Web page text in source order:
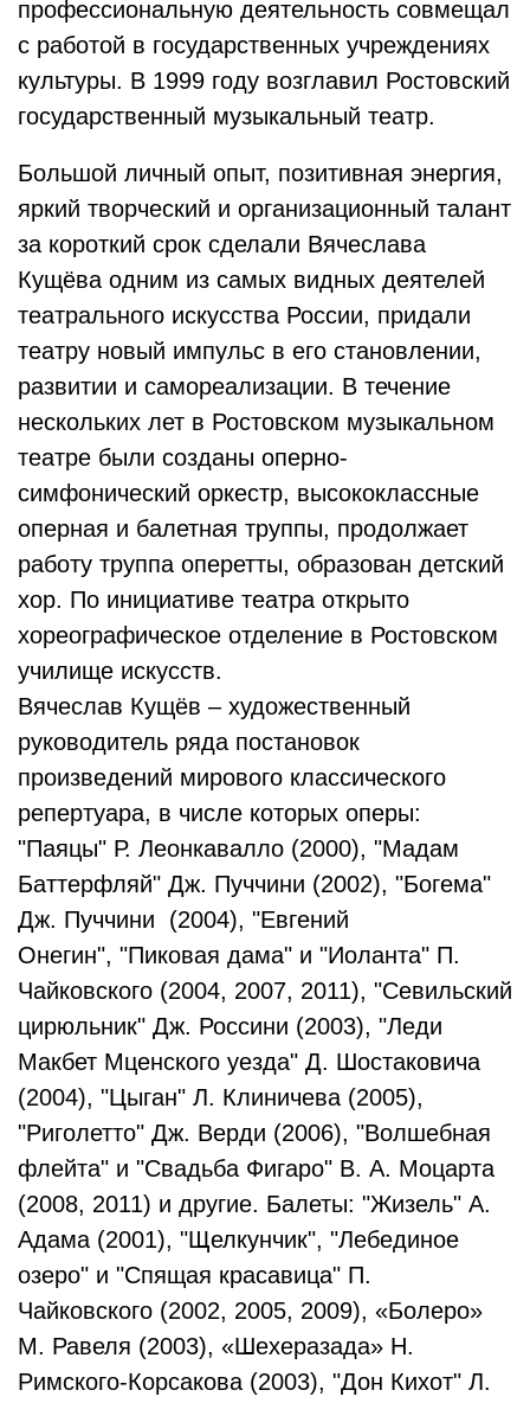
профессиональную деятельность совмещал
с работой в государственных учреждениях
культуры. В 1999 году возглавил Ростовский
государственный музыкальный театр.
Большой личный опыт, позитивная энергия,
яркий творческий и организационный талант
за короткий срок сделали Вячеслава
Кущёва одним из самых видных деятелей
театрального искусства России, придали
театру новый импульс в его становлении,
развитии и самореализации. В течение
нескольких лет в Ростовском музыкальном
театре были созданы оперно-
симфонический оркестр, высококлассные
оперная и балетная труппы, продолжает
работу труппа оперетты, образован детский
хор. По инициативе театра открыто
хореографическое отделение в Ростовском
училище искусств.
Вячеслав Кущёв – художественный
руководитель ряда постановок
произведений мирового классического
репертуара, в числе которых оперы:
"Паяцы" Р. Леонкавалло (2000), "Мадам
Баттерфляй" Дж. Пуччини (2002), "Богема"
Дж. Пуччини (2004), "Евгений
Онегин", "Пиковая дама" и "Иоланта" П.
Чайковского (2004, 2007, 2011), "Севильский
цирюльник" Дж. Россини (2003), "Леди
Макбет Мценского уезда" Д. Шостаковича
(2004), "Цыган" Л. Клиничева (2005),
"Риголетто" Дж. Верди (2006), "Волшебная
флейта" и "Свадьба Фигаро" В. А. Моцарта
(2008, 2011) и другие. Балеты: "Жизель" А.
Адама (2001), "Щелкунчик", "Лебединое
озеро" и "Спящая красавица" П.
Чайковского (2002, 2005, 2009), «Болеро»
М. Равеля (2003), «Шехеразада» Н.
Римского-Корсакова (2003), "Дон Кихот" Л.